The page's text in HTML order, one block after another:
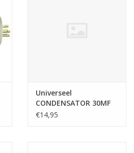
Universeel
CONDENSATOR 30MF
MET DRAAD
€14,95